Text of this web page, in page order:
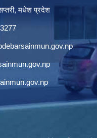
मधेश प्रदेश